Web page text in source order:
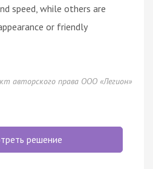
speed, while others are
or friendly
авторского права ООО «Легион»
решение